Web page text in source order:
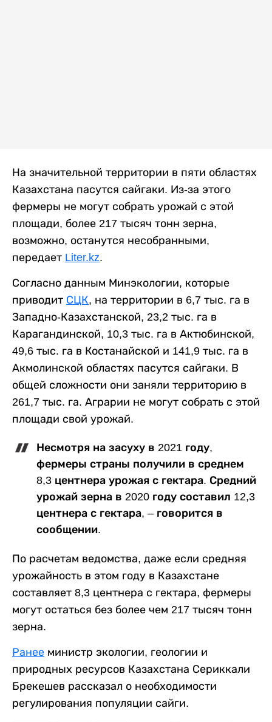
На значительной территории в пяти областях
Казахстана пасутся сайгаки. Из-за этого
фермеры не могут собрать урожай с этой
площади, более 217 тысяч тонн зерна,
возможно, останутся несобранными,
передает Liter.kz.
Согласно данным Минэкологии, которые
приводит СЦК, на территории в 6,7 тыс. га в
Западно-Казахстанской, 23,2 тыс. га в
Карагандинской, 10,3 тыс. га в Актюбинской,
49,6 тыс. га в Костанайской и 141,9 тыс. га в
Акмолинской областях пасутся сайгаки. В
общей сложности они заняли территорию в
261,7 тыс. га. Аграрии не могут собрать с этой
площади свой урожай.
Несмотря на засуху в 2021 году,
фермеры страны получили в среднем
8,3 центнера урожая с гектара. Средний
урожай зерна в 2020 году составил 12,3
центнера с гектара, – говорится в
сообщении.
По расчетам ведомства, даже если средняя
урожайность в этом году в Казахстане
составляет 8,3 центнера с гектара, фермеры
могут остаться без более чем 217 тысяч тонн
зерна.
Ранее министр экологии, геологии и
природных ресурсов Казахстана Сериккали
Брекешев рассказал о необходимости
регулирования популяции сайги.